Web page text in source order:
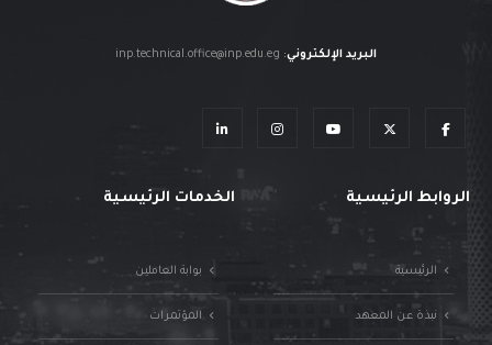
البريد الإلكتروني:
inp.technical.office@inp.edu.eg
الروابط الرئيسية
الرئيسية
نبذة عن المعهد
الخدمات الرئيسية
بوابة العاملين
المؤتمرات